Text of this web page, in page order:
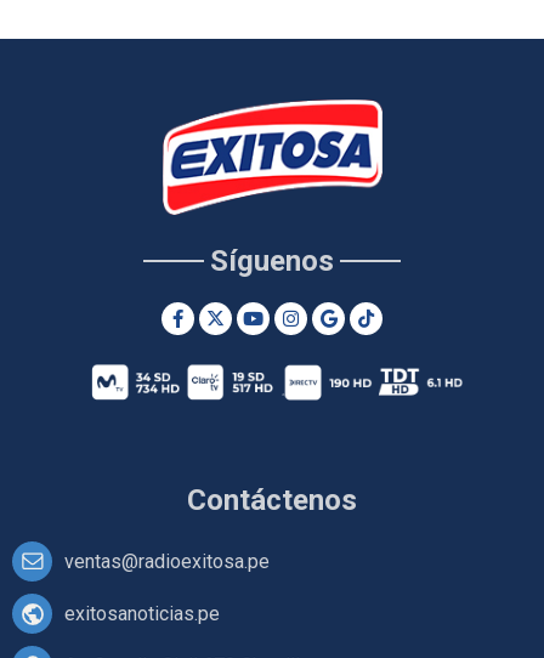
Contáctenos
ventas@radioexitosa.pe
exitosanoticias.pe
Síguenos